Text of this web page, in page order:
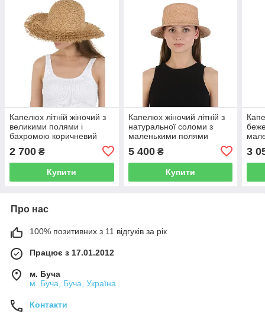
Капелюх літній жіночий з
великими полями і
бахромою коричневий
2 700 ₴
Купити
Капелюх жіночий літній з
натуральної соломи з
маленькими полями
5 400₴
Купити
3
Про нас
100% позитивних з 11 відгуків за рік
Працює з 17.01.2012
м. Буча
м. Буча, Буча, Україна
Контакти